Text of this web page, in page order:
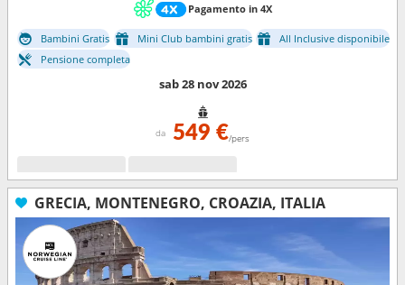
Pagamento in 4X
Bambini Gratis Mini Club bambini gratis
All Inclusive disponibile
Pensione completa
sab 28 nov 2026
da 549 €/pers
GRECIA, MONTENEGRO, CROAZIA, ITALIA